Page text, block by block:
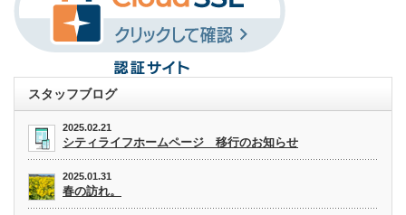
スタッフブログ
2025.02.21
シティライフホームページ 移行のお知らせ
2025.01.31
春の訪れ。